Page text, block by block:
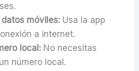
móviles: Usa la app
a internet.
local: No necesitas
número local.